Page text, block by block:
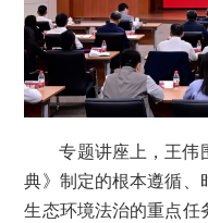
专题讲座上，王伟
典》制定的根本遵循、
生态环境法治的重点任